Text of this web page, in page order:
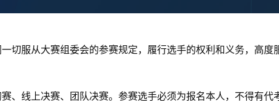
切服从大赛组委会的参赛规定，履行选手的权利和义务，高度
、线上决赛、团队决赛。参赛选手必须为报名本人，不得有